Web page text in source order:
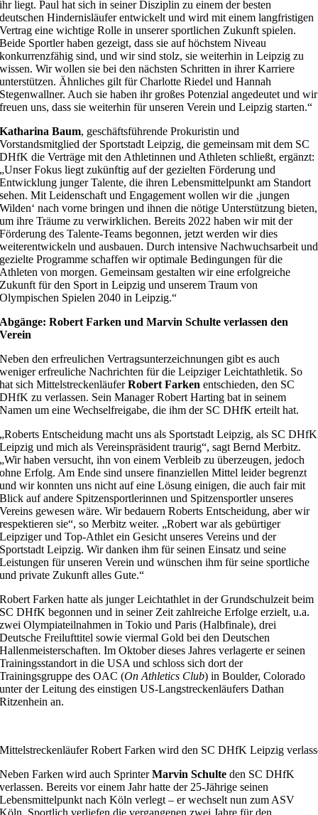
ihr liegt. Paul hat sich in seiner Disziplin zu einem der besten
deutschen Hindernisläufer entwickelt und wird mit einem langfristigen
Vertrag eine wichtige Rolle in unserer sportlichen Zukunft spielen.
Beide Sportler haben gezeigt, dass sie auf höchstem Niveau
konkurrenzfähig sind, und wir sind stolz, sie weiterhin in Leipzig zu
wissen. Wir wollen sie bei den nächsten Schritten in ihrer Karriere
unterstützen. Ähnliches gilt für Charlotte Riedel und Hannah
Stegenwallner. Auch sie haben ihr großes Potenzial angedeutet und wir
freuen uns, dass sie weiterhin für unseren Verein und Leipzig starten.“
Katharina Baum, geschäftsführende Prokuristin und
Vorstandsmitglied der Sportstadt Leipzig, die gemeinsam mit dem SC
DHfK die Verträge mit den Athletinnen und Athleten schließt, ergänzt:
„Unser Fokus liegt zukünftig auf der gezielten Förderung und
Entwicklung junger Talente, die ihren Lebensmittelpunkt am Standort
sehen. Mit Leidenschaft und Engagement wollen wir die ‚jungen
Wilden‘ nach vorne bringen und ihnen die nötige Unterstützung bieten,
um ihre Träume zu verwirklichen. Bereits 2022 haben wir mit der
Förderung des Talente-Teams begonnen, jetzt werden wir dies
weiterentwickeln und ausbauen. Durch intensive Nachwuchsarbeit und
gezielte Programme schaffen wir optimale Bedingungen für die
Athleten von morgen. Gemeinsam gestalten wir eine erfolgreiche
Zukunft für den Sport in Leipzig und unserem Traum von
Olympischen Spielen 2040 in Leipzig.“
Abgänge: Robert Farken und Marvin Schulte verlassen den
Verein
Neben den erfreulichen Vertragsunterzeichnungen gibt es auch
weniger erfreuliche Nachrichten für die Leipziger Leichtathletik. So
hat sich MittelstreckenläuferRobert Farken entschieden, den SC
DHfK zu verlassen. Sein Manager Robert Harting bat in seinem
Namen um eine Wechselfreigabe, die ihm der SC DHfK erteilt hat.
„Roberts Entscheidung macht uns als Sportstadt Leipzig, als SC DHfK
Leipzig und mich als Vereinspräsident traurig“, sagt Bernd Merbitz.
„Wir haben versucht, ihn von einem Verbleib zu überzeugen, jedoch
ohne Erfolg. Am Ende sind unsere finanziellen Mittel leider begrenzt
und wir konnten uns nicht auf eine Lösung einigen, die auch fair mit
Blick auf andere Spitzensportlerinnen und Spitzensportler unseres
Vereins gewesen wäre. Wir bedauern Roberts Entscheidung, aber wir
respektieren sie“, so Merbitz weiter. „Robert war als gebürtiger
Leipziger und Top-Athlet ein Gesicht unseres Vereins und der
Sportstadt Leipzig. Wir danken ihm für seinen Einsatz und seine
Leistungen für unseren Verein und wünschen ihm für seine sportliche
und private Zukunft alles Gute.“
Robert Farken hatte als junger Leichtathlet in der Grundschulzeit beim
SC DHfK begonnen und in seiner Zeit zahlreiche Erfolge erzielt, u.a.
zwei Olympiateilnahmen in Tokio und Paris (Halbfinale), drei
Deutsche Freilufttitel sowie viermal Gold bei den Deutschen
Hallenmeisterschaften. Im Oktober dieses Jahres verlagerte er seinen
Trainingsstandort in die USA und schloss sich dort der
Trainingsgruppe des OAC (On Athletics Club) in Boulder, Colorado
unter der Leitung des einstigen US-Langstreckenläufers Dathan
Ritzenhein an.
Mittelstreckenläufer Robert Farken wird den SC DHfK Leipzig
Neben Farken wird auch SprinterMarvin Schulte den SC DHfK
verlassen. Bereits vor einem Jahr hatte der 25-Jährige seinen
Lebensmittelpunkt nach Köln verlegt – er wechselt nun zum ASV
Köln. Sportlich verliefen die vergangenen zwei Jahre für den